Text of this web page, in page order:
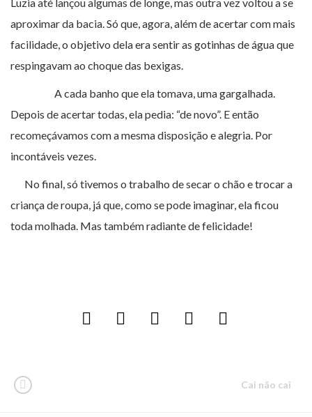
aproximar da bacia. Só que, agora, além de acertar com mais
facilidade, o objetivo dela era sentir as gotinhas de água que
respingavam ao choque das bexigas.
A cada banho que ela tomava, uma gargalhada.
Depois de acertar todas, ela pedia: “de novo”. E então
recomeçávamos com a mesma disposição e alegria. Por
incontáveis vezes.
No final, só tivemos o trabalho de secar o chão e trocar a
criança de roupa, já que, como se pode imaginar, ela ficou
toda molhada. Mas também radiante de felicidade!
Cai não cai